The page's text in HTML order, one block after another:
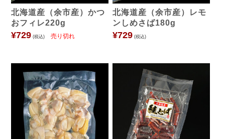
北海道産（余市産）かつ
おフィレ220g
¥729 (税込)
北海道産（余市産）レモ
ンしめさば180g
¥729 (税込)